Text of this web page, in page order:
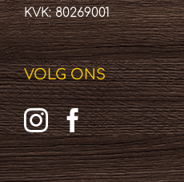
KVK: 80269001
VOLG ONS